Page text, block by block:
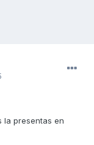
la presentas en